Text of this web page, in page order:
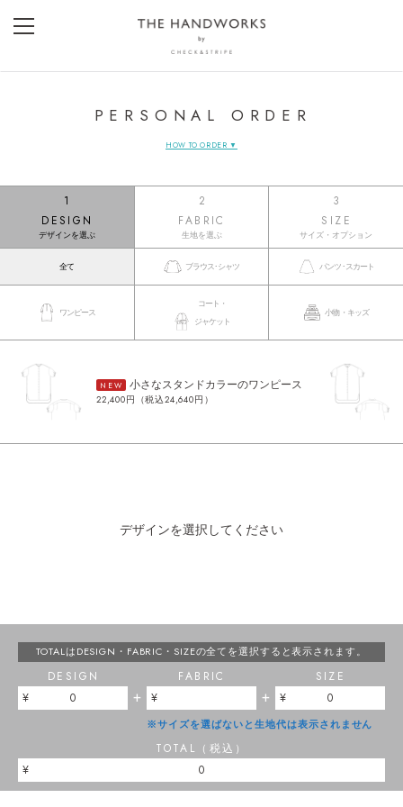
PERSONAL ORDER
HOW TO ORDER ▼
デザインを選択してください
TOTALはDESIGN・FABRIC・SIZEの全てを選択すると表示されます。
DESIGN
0
+
FABRIC
※サイズを選ばないと生地代は表示されません
+
SIZE
0
TOTAL（税込）
0
1
DESIGN
デザインを選ぶ
2
FABRIC
生地を選ぶ
3
SIZE
サイズ・オプション
全て ブラウス･シャツ パンツ･スカート
ワンピース
コート・
ジャケット
小物・キッズ
NEW 小さなスタンドカラーのワンピース
22,400円（税込24,640円）